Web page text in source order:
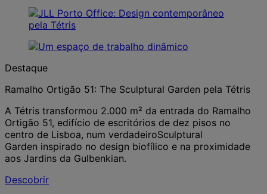
Destaque
Ramalho Ortigão 51: The Sculptural Garden pela Tétris
A Tétris transformou 2.000 m² da entrada do Ramalho
Ortigão 51, edifício de escritórios de dez pisos no
centro de Lisboa, num verdadeiroSculptural
Garden inspirado no design biofílico e na proximidade
aos Jardins da Gulbenkian.
Descobrir